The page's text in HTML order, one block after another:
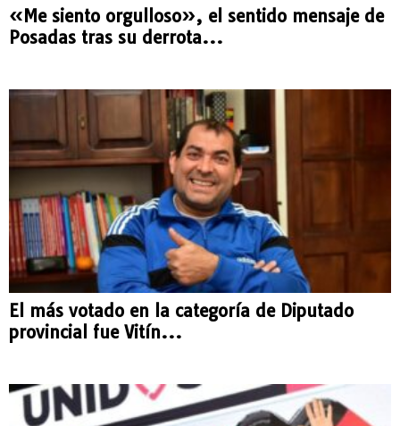
«Me siento orgulloso», el sentido mensaje de
Posadas tras su derrota...
El más votado en la categoría de Diputado
provincial fue Vitín...